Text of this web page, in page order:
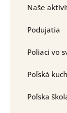
Naše
Podujatia
Poliaci vo
Poľská
Poľska